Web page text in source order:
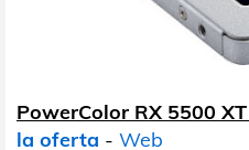
PowerColor RX 5500
la oferta - Web